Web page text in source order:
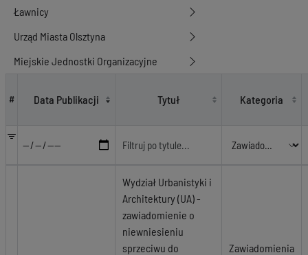
Ławnicy
Urząd Miasta Olsztyna
Miejskie Jednostki Organizacyjne
# Data Publikacji Tytuł Kategoria
Wydział Urbanistyki i
Architektury (UA) -
zawiadomienie o
niewniesieniu
sprzeciwu do
Zawiadomienia